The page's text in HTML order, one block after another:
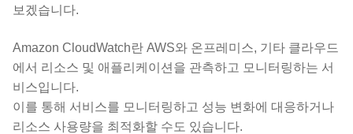
보겠습니다.
Amazon CloudWatch란 AWS와 온프레미스, 기타 클라우드
에서 리소스 및 애플리케이션을 관측하고 모니터링하는 서
비스입니다.
이를 통해 서비스를 모니터링하고 성능 변화에 대응하거나
리소스 사용량을 최적화할 수도 있습니다.